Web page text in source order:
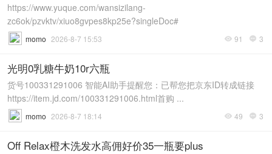
https://www.yuque.com/wansizilang-
zc6ok/pzvktv/xiuo8gvpes8kp25e?singleDoc#
 91  3
momo 2026-8-7 15:53
光明0乳糖牛奶10r六瓶
货号100331291006 智能AI助手提醒您：已帮您把京东ID转成链接
https://item.jd.com/100331291006.html首购 ...
 49  3
momo 2026-8-7 18:14
Off Relax橙木洗发水高佣好价35一瓶要plus